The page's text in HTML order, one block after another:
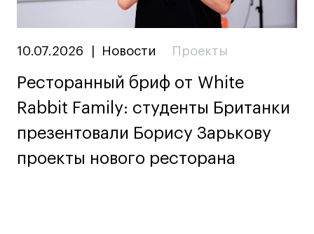
10.07.2026 Новости Проекты
Ресторанный бриф от White
Rabbit Family: студенты Британки
презентовали Борису Зарькову
проекты нового ресторана